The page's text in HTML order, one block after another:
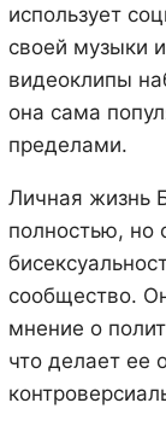
использует
своей музыки
видеоклипы
она сама
пределами.
Личная жизнь
полностью, но
сообщество.
мнение о
что делает ее